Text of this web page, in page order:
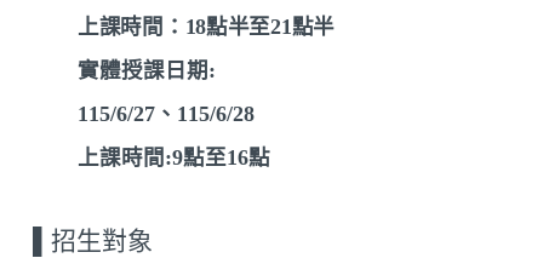
上課時間：18點半至21點半
實體授課日期:
115/6/27、115/6/28
上課時間:9點至16點
招生對象